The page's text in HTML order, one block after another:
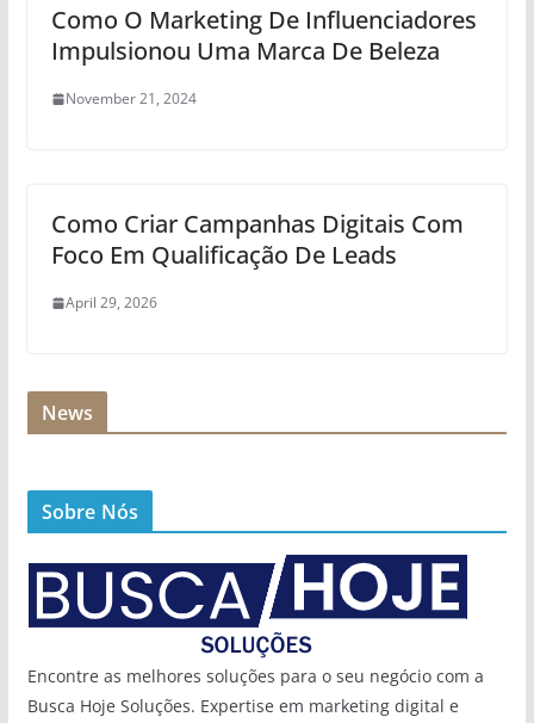
Como O Marketing De Influenciadores
Impulsionou Uma Marca De Beleza
November 21, 2024
Como Criar Campanhas Digitais Com
Foco Em Qualificação De Leads
April 29, 2026
News
Sobre Nós
Encontre as melhores soluções para o seu negócio com a
Busca Hoje Soluções. Expertise em marketing digital e